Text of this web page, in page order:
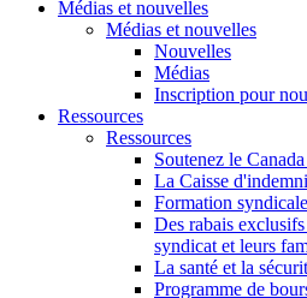
Médias et nouvelles
Médias et nouvelles
Nouvelles
Médias
Inscription pour
Ressources
Ressources
Soutenez le
La Caisse
Formation syndicale
Des rabais
syndicat et leurs
La santé et la
Programme de